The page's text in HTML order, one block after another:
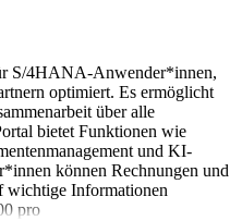
S/4HANA-Anwender*innen,
optimiert. Es ermöglicht
über alle
bietet Funktionen wie
und KI-
können Rechnungen und
wichtige Informationen
pro